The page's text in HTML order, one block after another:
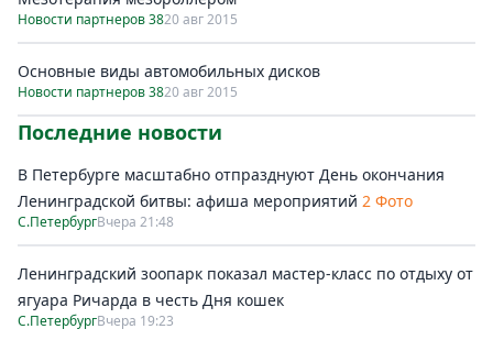
Новости партнеров 3820 авг 2015
Основные виды автомобильных дисков
Новости партнеров 3820 авг 2015
Последние новости
В Петербурге масштабно отпразднуют День окончания
Ленинградской битвы: афиша мероприятий 2 Фото
С.ПетербургВчера 21:48
Ленинградский зоопарк показал мастер-класс по отдыху от
ягуара Ричарда в честь Дня кошек
С.ПетербургВчера 19:23